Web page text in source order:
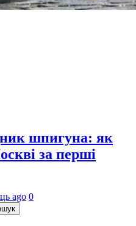
шпигуна: як
за перші
ago 0